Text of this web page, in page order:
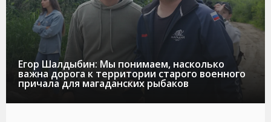
Егор Шалдыбин: Мы понимаем, насколько
важна дорога к территории старого военного
причала для магаданских рыбаков